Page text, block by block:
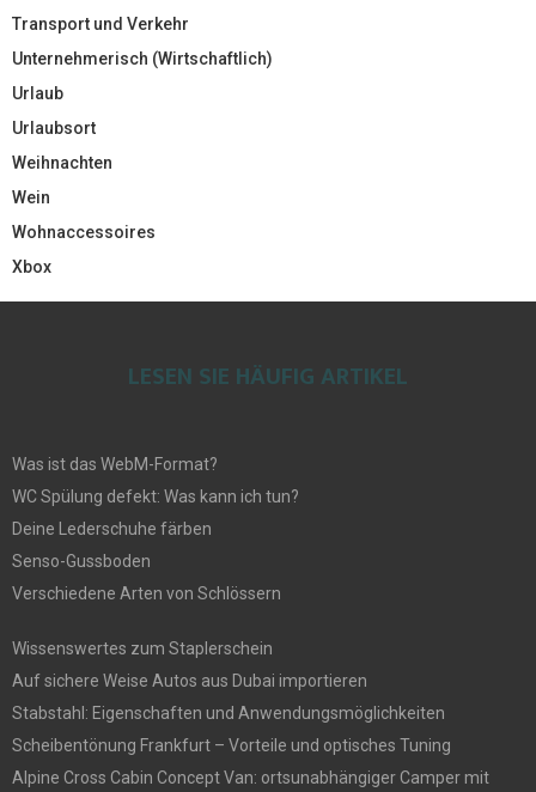
Transport und Verkehr
Unternehmerisch (Wirtschaftlich)
Urlaub
Urlaubsort
Weihnachten
Wein
Wohnaccessoires
Xbox
LESEN SIE HÄUFIG ARTIKEL
Was ist das WebM-Format?
WC Spülung defekt: Was kann ich tun?
Deine Lederschuhe färben
Senso-Gussboden
Verschiedene Arten von Schlössern
Wissenswertes zum Staplerschein
Auf sichere Weise Autos aus Dubai importieren
Stabstahl: Eigenschaften und Anwendungsmöglichkeiten
Scheibentönung Frankfurt – Vorteile und optisches Tuning
Alpine Cross Cabin Concept Van: ortsunabhängiger Camper mit